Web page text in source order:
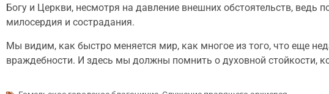
Богу и Церкви, несмотря на давление внешних обстоятельств,
милосердия и сострадания.
Мы видим, как быстро меняется мир, как многое из того, что еще
враждебности. И здесь мы должны помнить о духовной стойкости,